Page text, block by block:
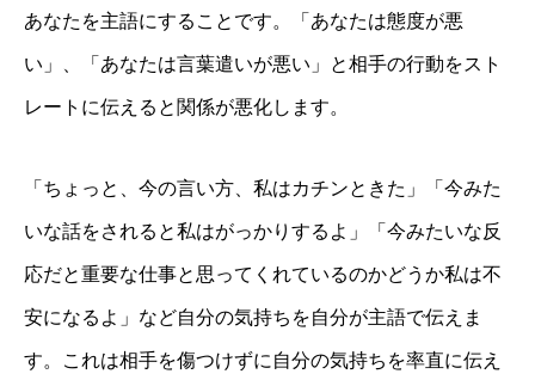
あなたを主語にすることです。「あなたは態度が悪
い」、「あなたは言葉遣いが悪い」と相手の行動をスト
レートに伝えると関係が悪化します。
「ちょっと、今の言い方、私はカチンときた」「今みた
いな話をされると私はがっかりするよ」「今みたいな反
応だと重要な仕事と思ってくれているのかどうか私は不
安になるよ」など自分の気持ちを自分が主語で伝えま
す。これは相手を傷つけずに自分の気持ちを率直に伝え